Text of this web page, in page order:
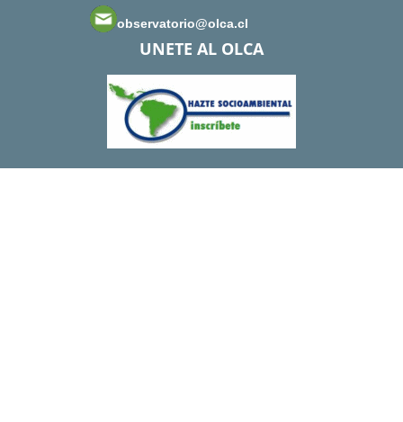
observatorio@olca.cl
UNETE AL OLCA